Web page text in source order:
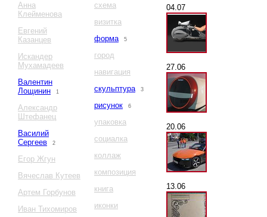
Анна
Клейменова
Евгений
Казанцев
Искандер
Мухамадеев
Валентин
Лощинин
1
Александр
Штефанец
Василий
Сергеев
2
Егор Жгун
Вячеслав Кутеев
Артем Горбунов
Иван Тихомиров
схема
визитка
форма
5
город
навигация
скульптура
3
рисунок 6
упаковка
социалка
коллаж
композиция
книга
иконки
04.07
27.06
20.06
13.06